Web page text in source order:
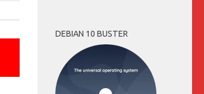
DEBIAN 10 BUSTER